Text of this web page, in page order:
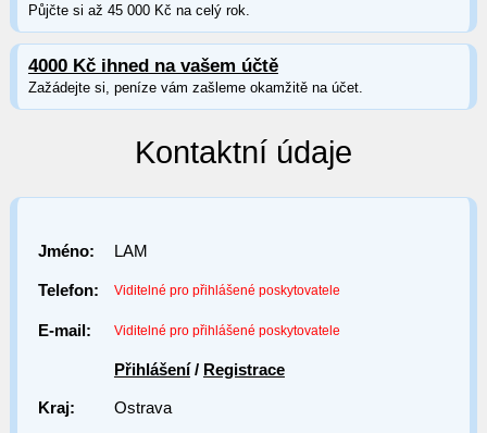
Půjčte si až 45 000 Kč na celý rok.
4000 Kč ihned na vašem účtě
Zažádejte si, peníze vám zašleme okamžitě na účet.
Kontaktní údaje
Jméno: LAM
Telefon: Viditelné pro přihlášené poskytovatele
E-mail: Viditelné pro přihlášené poskytovatele
Přihlášení/ Registrace
Kraj: Ostrava